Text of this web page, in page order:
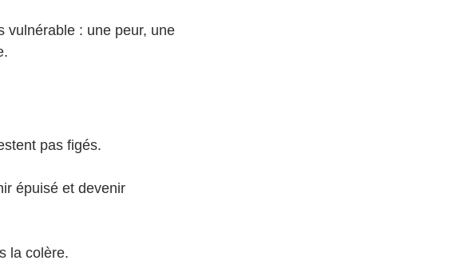
vulnérable : une peur, une
pas figés.
épuisé et devenir
la colère.